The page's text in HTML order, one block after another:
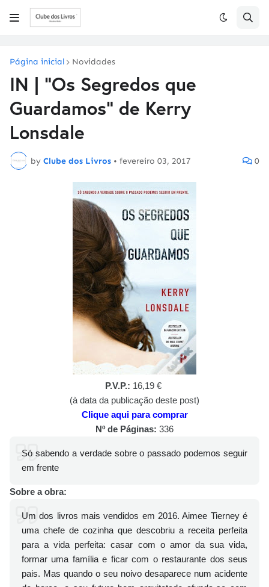
Página inicial Novidades
IN | "Os Segredos que
Guardamos" de Kerry
Lonsdale
by Clube dos Livros • fevereiro 03, 2017 0
P.V.P.: 16,19 €
(à data da publicação deste post)
Clique aqui para comprar
Nº de Páginas: 336
Só sabendo a verdade sobre o passado podemos seguir
em frente
Sobre a obra:
Um dos livros mais vendidos em 2016. Aimee Tierney é
uma chefe de cozinha que descobriu a receita perfeita
para a vida perfeita: casar com o amor da sua vida,
formar uma família e ficar com o restaurante dos seus
pais. Mas quando o seu noivo desaparece num acidente